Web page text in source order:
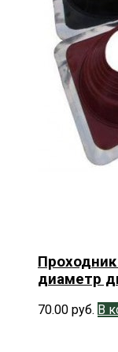
диаметр
70.00 руб. В